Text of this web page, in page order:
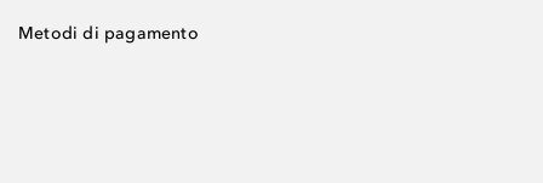
Metodi di pagamento